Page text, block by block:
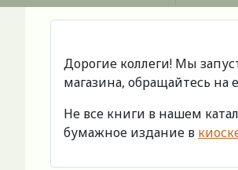
Дорогие коллеги! Мы
магазина, обращайтесь на
Не все книги в нашем
бумажное издание в